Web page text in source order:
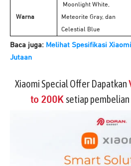
Warna
Moonlight White,
Meteorite Gray, dan
Celestial Blue
Baca juga: Melihat Spesifikasi
Jutaan
Xiaomi Special Offer Dapatkan
to 200K setiap pembelian